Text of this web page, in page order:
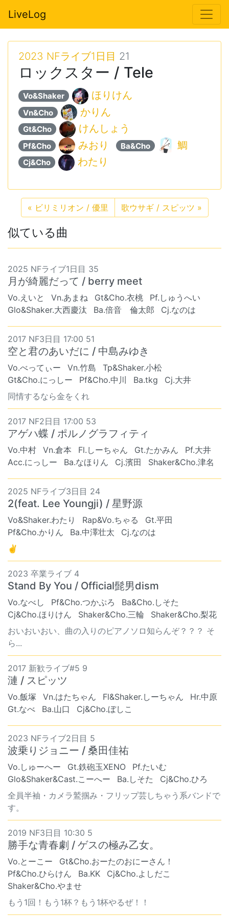
LiveLog
2023 NFライブ1日目 21
ロックスター / Tele
Vo&Shaker ほりけん
Vn&Cho かりん
Gt&Cho けんしょう
Pf&Cho みおり Ba&Cho 鯛
Cj&Cho わたり
« ビリミリオン / 優里 歌ウサギ / スピッツ »
似ている曲
2025 NFライブ1日目 35
月が綺麗だって / berry meet
Vo.えいと Vn.あまね Gt&Cho.衣桃
Pf.しゅうへい
Glo&Shaker.大西慶汰
Ba.倍音 倫太郎 Cj.なのは
2017 NF3日目 17:00 51
空と君のあいだに / 中島みゆき
Vo.べってぃー Vn.竹島
Tp&Shaker.小松
Gt&Cho.にっしー
Pf&Cho.中川 Ba.tkg
Cj.大井
同情するなら金をくれ
2017 NF2日目 17:00 53
アゲハ蝶 / ポルノグラフィティ
Vo.中村 Vn.倉本 Fl.しーちゃん Gt.たかみん
Pf.大井
Acc.にっしー
Ba.なほりん Cj.濱田 Shaker&Cho.津名
2025 NFライブ3日目 24
2(feat. Lee Youngji) / 星野源
Vo&Shaker.わたり Rap&Vo.ちゃる
Gt.平田
Pf&Cho.かりん
Ba.中澤壮太
Cj.なのは
✌
2023 卒業ライブ 4
Stand By You / Official髭男dism
Vo.なべし Pf&Cho.つかぷろ
Ba&Cho.しそた
Cj&Cho.ほりけん
Shaker&Cho.三輪
Shaker&Cho.梨花
おいおいおい、曲の入りのピアノソロ知らんぞ？？？ そ
ら...
2017 新歓ライブ#5 9
漣 / スピッツ
Vo.飯塚 Vn.はたちゃん Fl&Shaker.しーちゃん
Hr.中原
Gt.なべ
Ba.山口 Cj&Cho.ぼしこ
2023 NFライブ2日目 5
波乗りジョニー / 桑田佳祐
Vo.しゅーへー Gt.鉄砲玉XENO
Pf.たいむ
Glo&Shaker&Cast.こーへー
Ba.しそた
Cj&Cho.ひろ
全員半袖・カメラ鷲掴み・フリップ芸しちゃう系バンドで
す。
2019 NF3日目 10:30 5
勝手な青春劇 / ゲスの極み乙女。
Vo.とーこー
Gt&Cho.おーたのおにーさん！
Pf&Cho.ひらけん
Ba.KK
Cj&Cho.よしだこ
Shaker&Cho.やませ
もう1回！もう1杯？もう1杯やるぜ！！